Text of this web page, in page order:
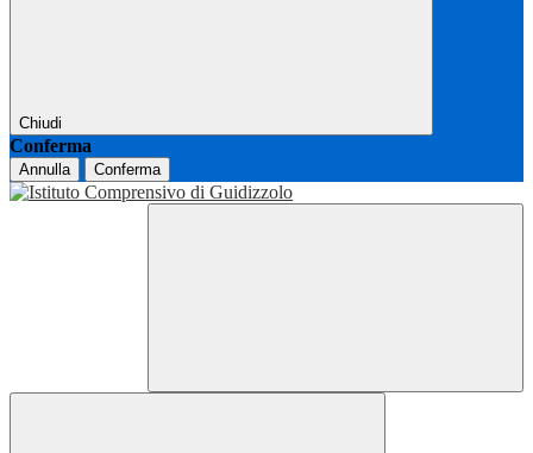
Chiudi
Conferma
Annulla Conferma